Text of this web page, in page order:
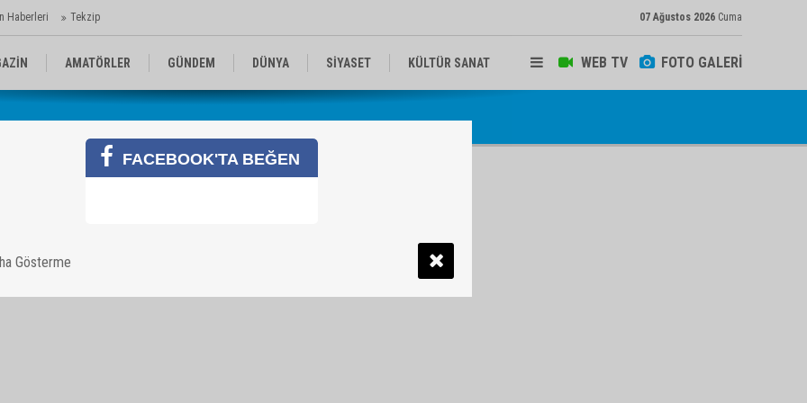
Haberleri Tekzip 07 Ağustos 2026 Cuma
WEB TV FOTO GALERİ
AMATÖRLER GÜNDEM DÜNYA SİYASET KÜLTÜR SANAT
FACEBOOK'TA BEĞEN
Gösterme